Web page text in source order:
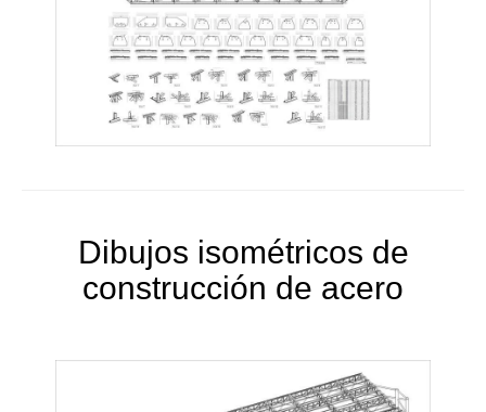
Dibujos isométricos de
construcción de acero